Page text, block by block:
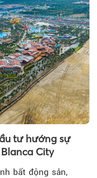
tư hướng sự
City
bất động sản,